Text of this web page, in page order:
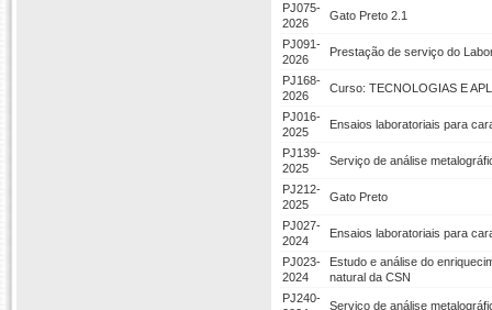
PJ075-
2026
Gato Preto 2.1
PJ091-
2026
Prestação de serviço do
PJ168-
2026
Curso: TECNOLOGIAS E
PJ016-
2025
Ensaios laboratoriais para
PJ139-
2025
Serviço de análise
PJ212-
2025
Gato Preto
PJ027-
2024
Ensaios laboratoriais para
PJ023-
2024
Estudo e análise do
natural da CSN
PJ240-
Serviço de análise